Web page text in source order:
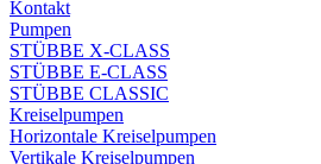
Kontakt
Pumpen
STÜBBE X-CLASS
STÜBBE E-CLASS
STÜBBE CLASSIC
Kreiselpumpen
Horizontale Kreiselpumpen
Vertikale Kreiselpumpen